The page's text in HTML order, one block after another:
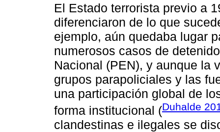
El Estado terrorista previo a
diferenciaron de lo que
ejemplo, aún quedaba lugar
numerosos casos de
Nacional (PEN), y aunque la
grupos parapoliciales y las
una participación global de
forma institucional (Duhalde
clandestinas e ilegales se